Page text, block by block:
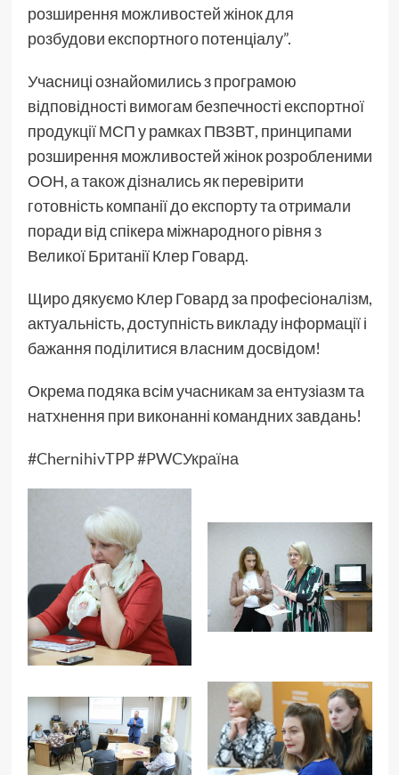
розширення можливостей жінок для
розбудови експортного потенціалу”.
Учасниці ознайомились з програмою
відповідності вимогам безпечності експортної
продукції МСП у рамках ПВЗВТ, принципами
розширення можливостей жінок розробленими
ООН, а також дізнались як перевірити
готовність компанії до експорту та отримали
поради від спікера міжнародного рівня з
Великої Британії Клер Говард.
Щиро дякуємо Клер Говард за професіоналізм,
актуальність, доступність викладу інформації і
бажання поділитися власним досвідом!
Окрема подяка всім учасникам за ентузіазм та
натхнення при виконанні командних завдань!
#ChernihivTPP#PWCУкраїна